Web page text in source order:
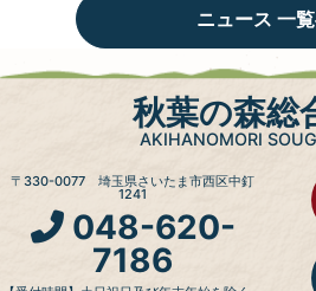
ニュース 一
秋葉の森総
AKIHANOMORI
〒330-0077 埼玉県さいたま市西区中釘
1241
048-620-
7186